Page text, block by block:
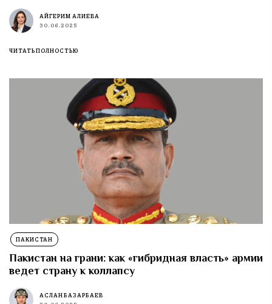
АЙГЕРИМ АЛИЕВА
30.06.2025
ЧИТАТЬ ПОЛНОСТЬЮ
ПАКИСТАН
Пакистан на грани: как «гибридная власть» армии
ведет страну к коллапсу
АСЛАН БАЗАРБАЕВ